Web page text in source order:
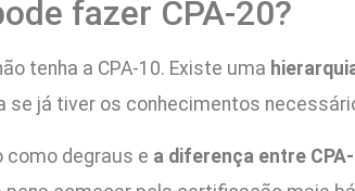
fazer CPA-20?
tenha a CPA-10. Existe uma
se já tiver os conhecimentos
degraus e a diferença entre